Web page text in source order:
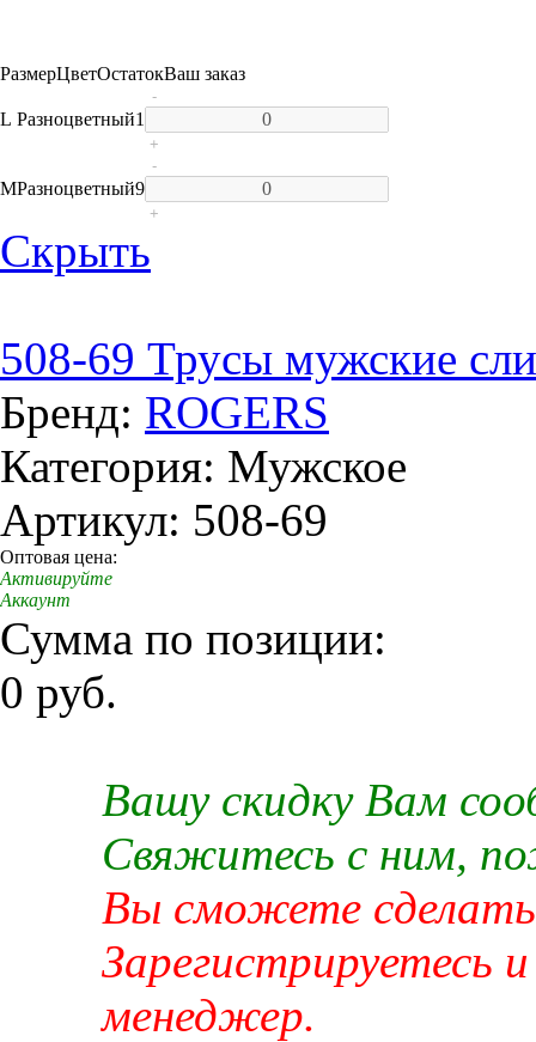
РазмерЦветОстатокВаш заказ
L Разноцветный1
-
+
MРазноцветный9
-
+
Скрыть
508-69 Трусы мужские
Бренд: ROGERS
Категория: Мужское
Артикул: 508-69
Оптовая цена:
Активируйте
Аккаунт
Сумма по позиции:
0 руб.
Вашу скидку Вам
Свяжитесь с ним,
Вы сможете сделать
Зарегистрируетесь
менеджер.